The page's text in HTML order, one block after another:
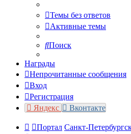
Темы без ответов
Активные темы
Поиск
Награды
Непрочитанные сообщения
Вход
Регистрация
Яндекс
Вконтакте
Портал Санкт-